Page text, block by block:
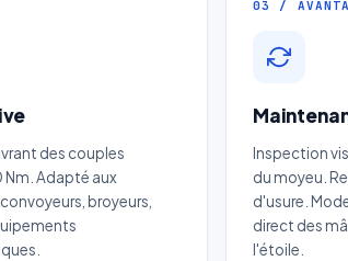
des couples
Nm. Adapté aux
broyeurs,
03 /
Inspection
du moyeu.
d'usure.
direct des
l'étoile.
Mécaniques &
Sans engagement